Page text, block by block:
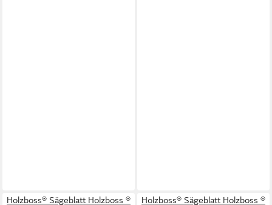
Holzboss® Sägeblatt Holzboss ®
Holzboss® Sägeblatt Holzboss ®